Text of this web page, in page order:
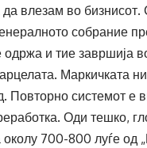
влезам во
собрание
и тие завршија
Маркичката
Повторно системот
Оди тешко,
околу 700-800 луѓе